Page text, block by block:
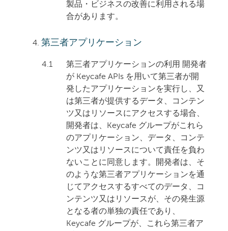
製品・ビジネスの改善に利用される場
合があります。
第三者アプリケーション
4.1
第三者アプリケーションの利用 開発者
が Keycafe APIs を用いて第三者が開
発したアプリケーションを実行し、又
は第三者が提供するデータ、コンテン
ツ又はリソースにアクセスする場合、
開発者は、Keycafe グループがこれら
のアプリケーション、データ、コンテ
ンツ又はリソースについて責任を負わ
ないことに同意します。開発者は、そ
のような第三者アプリケーションを通
じてアクセスするすべてのデータ、コ
ンテンツ又はリソースが、その発生源
となる者の単独の責任であり、
Keycafe グループが、これら第三者ア